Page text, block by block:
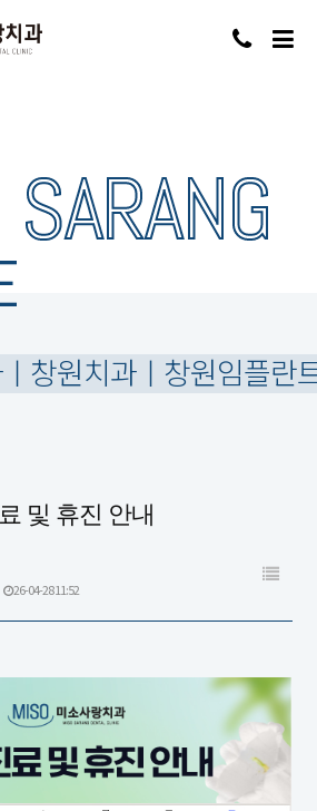
창원치과ㅣ창원임플란
및 휴진 안내
26-04-28 11:52